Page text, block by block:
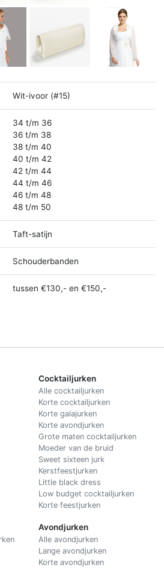
Wit-ivoor (#15)
34 t/m 36
36 t/m 38
38 t/m 40
40 t/m 42
42 t/m 44
44 t/m 46
46 t/m 48
48 t/m 50
Taft-satijn
Schouderbanden
tussen €130,- en €150,-
Cocktailjurken
Alle cocktailjurken
Korte cocktailjurken
Korte galajurken
Korte avondjurken
Grote maten cocktailjurken
Moeder van de bruid
Sweet sixteen jurk
Kerstfeestjurken
Little black dress
Low budget cocktailjurken
Korte feestjurken
Avondjurken
Alle avondjurken
Lange avondjurken
Korte avondjurken